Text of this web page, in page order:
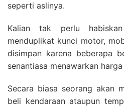
seperti aslinya.
Kalian tak perlu
menduplikat kunci motor,
disimpan karena beberapa
senantiasa menawarkan
Secara biasa seorang akan
beli kendaraan ataupun